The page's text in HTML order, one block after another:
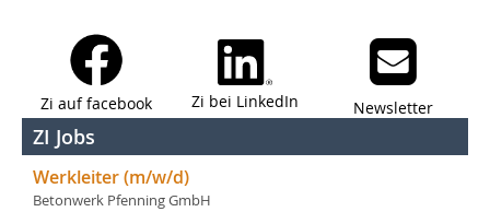
Zi auf facebook Zi bei LinkedIn Newsletter
ZI Jobs
Werkleiter (m/w/d)
Betonwerk Pfenning GmbH